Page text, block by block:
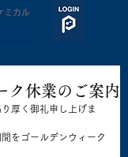
ミカル
ク休業のご案内
厚く御礼申し上げま
をゴールデンウィーク